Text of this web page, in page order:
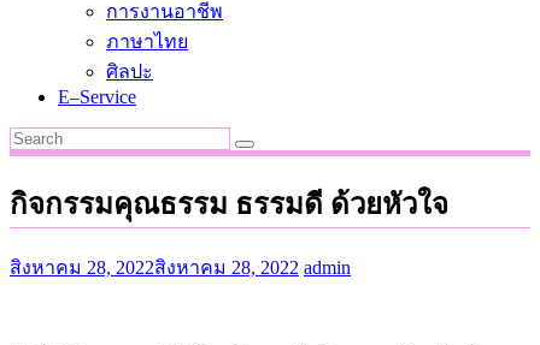
การงานอาชีพ
ภาษาไทย
ศิลปะ
E–Service
กิจกรรมคุณธรรม ธรรมดี ด้วยหัวใจ
สิงหาคม 28, 2022สิงหาคม 28, 2022 admin